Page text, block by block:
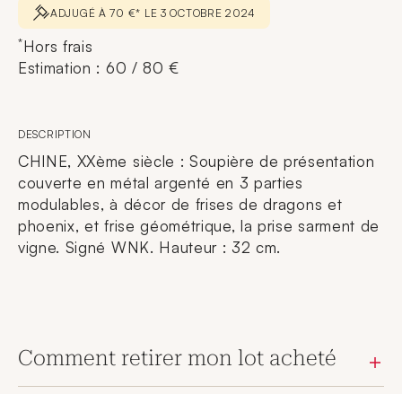
ADJUGÉ À 70 €* LE 3 OCTOBRE 2024
*Hors frais
Estimation : 60 / 80 €
DESCRIPTION
CHINE, XXème siècle : Soupière de présentation
couverte en métal argenté en 3 parties
modulables, à décor de frises de dragons et
phoenix, et frise géométrique, la prise sarment de
vigne. Signé WNK. Hauteur : 32 cm.
Comment retirer mon lot acheté